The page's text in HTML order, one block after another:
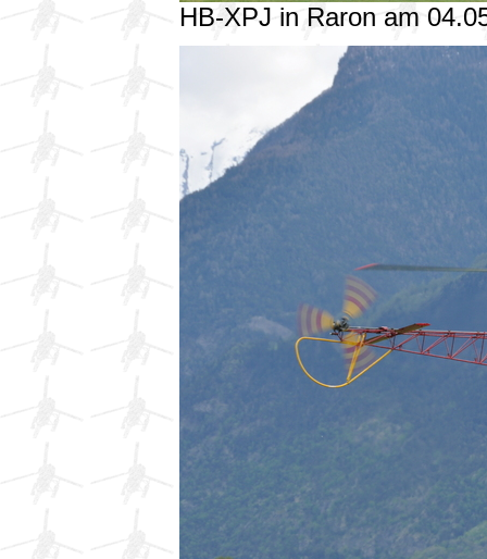
HB-XPJ in Raron am